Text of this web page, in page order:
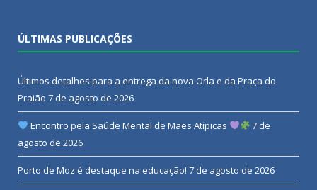
ÚLTIMAS PUBLICAÇÕES
Últimos detalhes para a entrega da nova Orla e da Praça do
Praião 7 de agosto de 2026
Encontro pela Saúde Mental de Mães Atípicas
7 de
agosto de 2026
Porto de Moz é destaque na educação! 7 de agosto de 2026